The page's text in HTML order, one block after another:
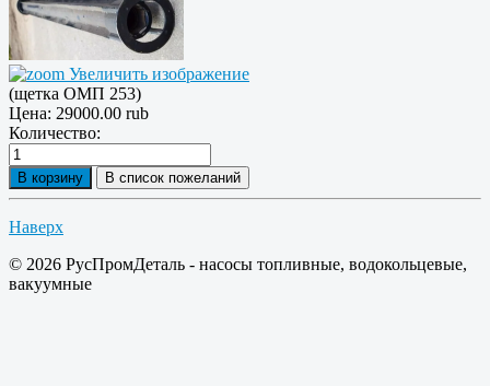
Увеличить изображение
(щетка ОМП 253)
Цена: 29000.00 rub
Количество:
Наверх
© 2026 РусПромДеталь - насосы топливные, водокольцевые,
вакуумные